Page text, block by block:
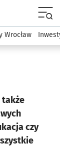
mieszkańca
Wrocław
także
czy